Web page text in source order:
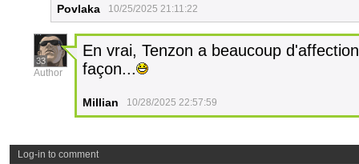
Povlaka 10/25/2025 21:11:22
33
Author
En vrai, Tenzon a beaucoup
façon...
Millian 10/28/2025 22:57:59
Log-in to comment